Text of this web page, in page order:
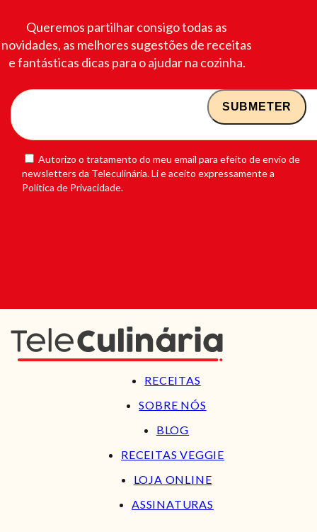
Queremos partilhar consigo todas as
novidades, as melhores sugestões de receitas
e fantásticas dicas para o ajudar na cozinha.
Autorizo o tratamento do meu email para efeito de envio de
newsletters da Teleculinária. Li e aceito expressamente a
Política de Privacidade.
RECEITAS
SOBRE NÓS
BLOG
RECEITAS VEGGIE
LOJA ONLINE
ASSINATURAS